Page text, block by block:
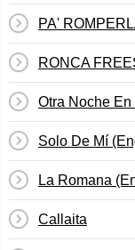
PA'
RONCA
Otra Noche En
Solo De Mí
La Romana
Callaita